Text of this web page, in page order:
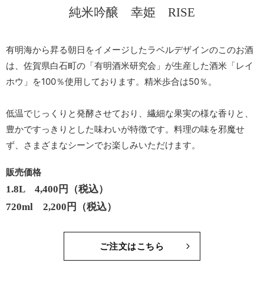
純米吟醸 幸姫 RISE
有明海から昇る朝日をイメージしたラベルデザインのこのお酒
は、佐賀県白石町の「有明酒米研究会」が生産した酒米「レイ
ホウ」を100％使用しております。精米歩合は50％。
低温でじっくりと発酵させており、繊細な果実の様な香りと、
豊かですっきりとした味わいが特徴です。料理の味を邪魔せ
ず、さまざまなシーンでお楽しみいただけます。
販売価格
1.8L 4,400円（税込）
720ml 2,200円（税込）
ご注文はこちら